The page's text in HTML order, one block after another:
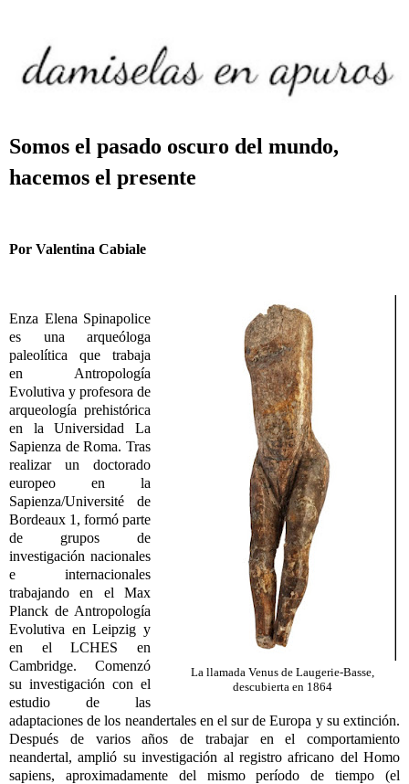
Somos el pasado oscuro del mundo,
hacemos el presente
Por Valentina Cabiale
La llamada Venus de Laugerie-Basse,
descubierta en 1864
Enza Elena Spinapolice
es una arqueóloga
paleolítica que trabaja
en Antropología
Evolutiva y profesora de
arqueología prehistórica
en la Universidad La
Sapienza de Roma. Tras
realizar un doctorado
europeo en la
Sapienza/Université de
Bordeaux 1, formó parte
de grupos de
investigación nacionales
e internacionales
trabajando en el Max
Planck de Antropología
Evolutiva en Leipzig y
en el LCHES en
Cambridge. Comenzó
su investigación con el
estudio de las
adaptaciones de los neandertales en el sur de Europa y su extinción.
Después de varios años de trabajar en el comportamiento
neandertal, amplió su investigación al registro africano del Homo
sapiens, aproximadamente del mismo período de tiempo (el